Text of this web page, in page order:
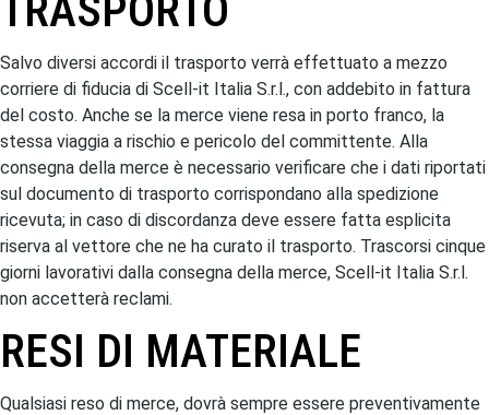
Salvo diversi accordi il trasporto verrà effettuato a mezzo
corriere di fiducia di Scell-it Italia S.r.l., con addebito in fattura
del costo. Anche se la merce viene resa in porto franco, la
stessa viaggia a rischio e pericolo del committente. Alla
consegna della merce è necessario verificare che i dati riportati
sul documento di trasporto corrispondano alla spedizione
ricevuta; in caso di discordanza deve essere fatta esplicita
riserva al vettore che ne ha curato il trasporto. Trascorsi cinque
giorni lavorativi dalla consegna della merce, Scell-it Italia S.r.l.
non accetterà reclami.
RESI DI MATERIALE
Qualsiasi reso di merce, dovrà sempre essere preventivamente